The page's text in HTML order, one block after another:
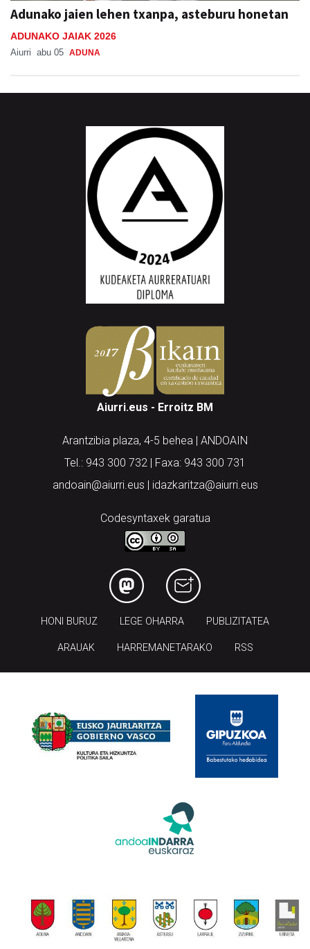
Adunako jaien lehen txanpa, asteburu honetan
ADUNAKO JAIAK 2026
Aiurri abu 05 ADUNA
Aiurri.eus - Erroitz BM
Arantzibia plaza, 4-5 behea | ANDOAIN
Tel.: 943 300 732 | Faxa: 943 300 731
andoain@aiurri.eus | idazkaritza@aiurri.eus
Codesyntaxek garatua
HONI BURUZ LEGE OHARRA PUBLIZITATEA
ARAUAK HARREMANETARAKO RSS